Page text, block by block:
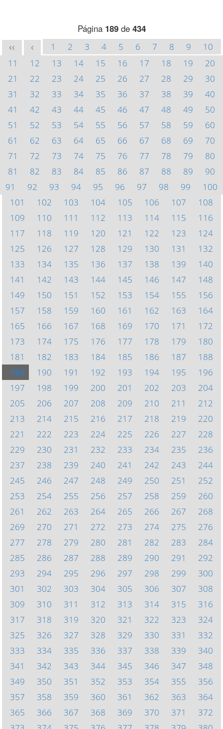
Página 189de 434
<< < 1 2 3 4 5 6 7 8 9
10
11
12 13 14 15 16 17 18 19
20
21
22 23 24 25 26 27 28 29
30
31
32 33 34 35 36 37 38 39
40
41
42 43 44 45 46 47 48 49
50
51
52 53 54 55 56 57 58 59
60
61
62 63 64 65 66 67 68 69
70
71
72 73 74 75 76 77 78 79
80
81
82 83 84 85 86 87 88 89
90
91
92 93 94 95 96 97 98 99
100
101
102 103 104 105 106 107
108
109
110 111 112 113 114 115
116
117
118 119 120 121 122 123
124
125
126 127 128 129 130 131
132
133
134 135 136 137 138 139
140
141
142 143 144 145 146 147
148
149
150 151 152 153 154 155
156
157
158 159 160 161 162 163
164
165
166 167 168 169 170 171
172
173
174 175 176 177 178 179
180
181
182 183 184 185 186 187
188
189
190 191 192 193 194 195
196
197
198 199 200 201 202 203
204
205
206 207 208 209 210 211
212
213
214 215 216 217 218 219
220
221
222 223 224 225 226 227
228
229
230 231 232 233 234 235
236
237
238 239 240 241 242 243
244
245
246 247 248 249 250 251
252
253
254 255 256 257 258 259
260
261
262 263 264 265 266 267
268
269
270 271 272 273 274 275
276
277
278 279 280 281 282 283
284
285
286 287 288 289 290 291
292
293
294 295 296 297 298 299
300
301
302 303 304 305 306 307
308
309
310 311 312 313 314 315
316
317
318 319 320 321 322 323
324
325
326 327 328 329 330 331
332
333
334 335 336 337 338 339
340
341
342 343 344 345 346 347
348
349
350 351 352 353 354 355
356
357
358 359 360 361 362 363
364
365
366 367 368 369 370 371
372